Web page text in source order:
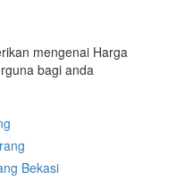
mengenai Harga
bagi anda
Bekasi